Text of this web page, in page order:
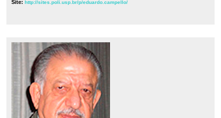
Site: http://sites.poli.usp.br/p/eduardo.campello/